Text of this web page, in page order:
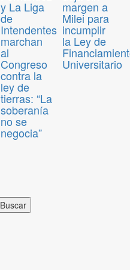
y La Liga
de
Intendentes
marchan
al
Congreso
contra la
ley de
tierras: “La
soberanía
no se
negocia”
margen a
Milei para
incumplir
la Ley de
Universitario